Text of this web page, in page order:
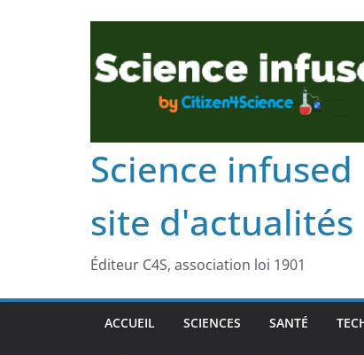
Science infused
site d'actualités
Éditeur C4S, association loi 1901
ACCUEIL SCIENCES SANTÉ